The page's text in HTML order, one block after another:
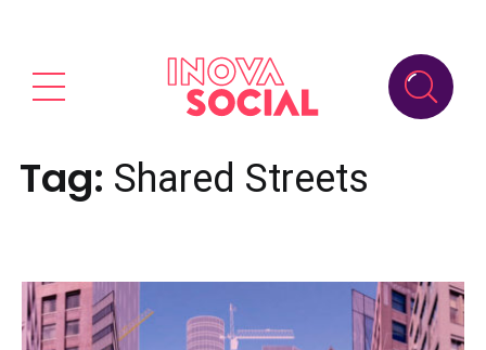
Tag: Shared Streets